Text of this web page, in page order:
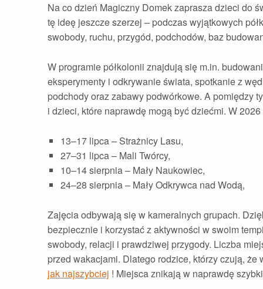
Na co dzień Magiczny Domek zaprasza dzieci do
tę ideę jeszcze szerzej – podczas wyjątkowych
swobody, ruchu, przygód, podchodów, baz
W programie półkolonii znajdują się m.in.
eksperymenty i odkrywanie świata, spotkanie z
podchody oraz zabawy podwórkowe. A pomiędzy
i dzieci, które naprawdę mogą być dziećmi. W
13–17 lipca – Strażnicy Lasu,
27–31 lipca – Mali Twórcy,
10–14 sierpnia – Mały Naukowiec,
24–28 sierpnia – Mały Odkrywca nad Wodą,
Zajęcia odbywają się w kameralnych grupach.
bezpiecznie i korzystać z aktywności w swoim
swobody, relacji i prawdziwej przygody. Liczba
przed wakacjami. Dlatego rodzice, którzy czują,
jak najszybciej ! Miejsca znikają w naprawdę